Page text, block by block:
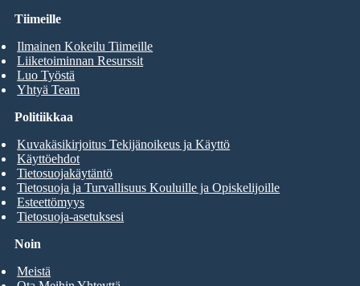
Tiimeille
Ilmainen Kokeilu Tiimeille
Liiketoiminnan Resurssit
Luo Työstä
Yhtyä Team
Noin
Meistä
Politiikkaa
Kuvakäsikirjoitus Tekijänoikeus ja Käyttö
Käyttöehdot
Tietosuojakäytäntö
Tietosuoja ja Turvallisuus Kouluille ja Opiskelijoille
Esteettömyys
Tietosuoja-asetuksesi